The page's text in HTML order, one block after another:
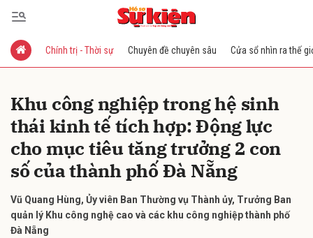
Chính trị - Thời sự Chuyên đề chuyên sâu Cửa sổ nhìn ra thế
Khu công nghiệp trong hệ sinh
thái kinh tế tích hợp: Động lực
cho mục tiêu tăng trưởng 2 con
số của thành phố Đà Nẵng
Vũ Quang Hùng, Ủy viên Ban Thường vụ Thành ủy, Trưởng Ban
quản lý Khu công nghệ cao và các khu công nghiệp thành phố
Đà Nẵng
Gửi bình luận
Hủy Gửi